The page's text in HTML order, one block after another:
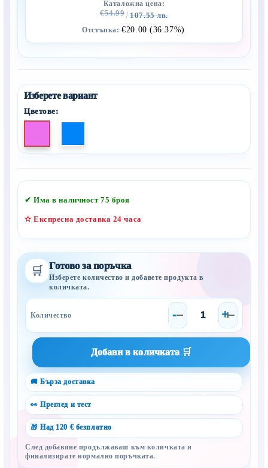
Каталожна цена:
€54.99 107.55 лв.
Отстъпка: €20.00 (36.37%)
Цветове:
✔ Има в наличност75 броя
✫ Експресна доставка 24 часа
🛒 Готово за поръчка
Изберете количество и добавете продукта в
количката.
- +
🚚 Бърза доставка
👀 Преглед и тест
🎁 Над 120 € безплатно
След добавяне продължаваш към количката и
финализирате нормално поръчката.